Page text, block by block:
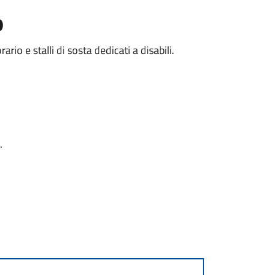
e stalli di sosta dedicati a disabili.